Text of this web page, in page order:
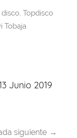
, Topdisco
Tobaja
Junio 2019
siguiente